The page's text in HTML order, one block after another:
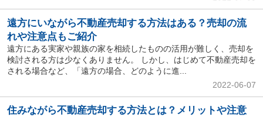
遠方にいながら不動産売却する方法はある？売却の流
れや注意点もご紹介
遠方にある実家や親族の家を相続したものの活用が難しく、売却を
検討される方は少なくありません。 しかし、はじめて不動産売却を
される場合など、「遠方の場合、どのように進...
2022-06-07
住みながら不動産売却する方法とは？メリットや注意